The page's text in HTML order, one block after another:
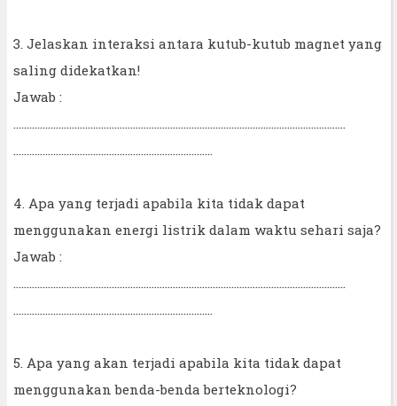
3. Jelaskan interaksi antara kutub-kutub magnet yang
saling didekatkan!
Jawab :
……………………………………………………………………………………………………………..
…………………………………………………………………
4. Apa yang terjadi apabila kita tidak dapat
menggunakan energi listrik dalam waktu sehari saja?
Jawab :
……………………………………………………………………………………………………………..
…………………………………………………………………
5. Apa yang akan terjadi apabila kita tidak dapat
menggunakan benda-benda berteknologi?